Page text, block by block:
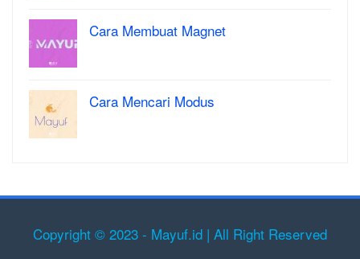
Cara Membuat Magnet
Cara Mencari Modus
Copyright © 2023 - Mayuf.id | All Right Reserved